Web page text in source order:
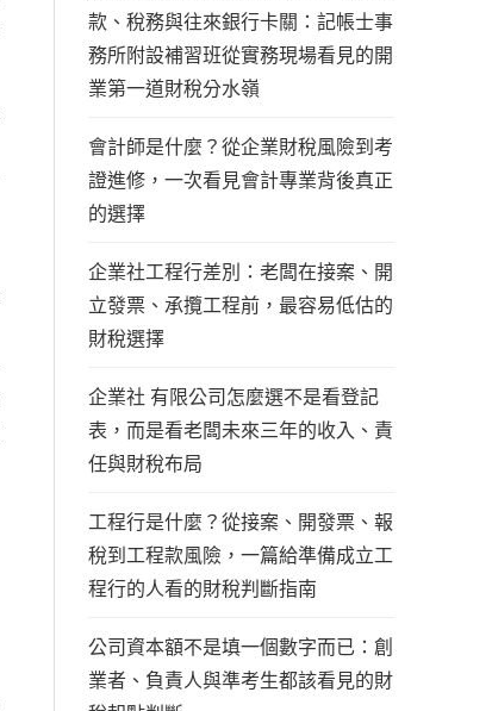
款、稅務與往來銀行卡關：記帳士事
務所附設補習班從實務現場看見的開
業第一道財稅分水嶺
會計師是什麼？從企業財稅風險到考
證進修，一次看見會計專業背後真正
的選擇
企業社工程行差別：老闆在接案、開
立發票、承攬工程前，最容易低估的
財稅選擇
企業社 有限公司怎麼選不是看登記
表，而是看老闆未來三年的收入、責
任與財稅布局
工程行是什麼？從接案、開發票、報
稅到工程款風險，一篇給準備成立工
程行的人看的財稅判斷指南
公司資本額不是填一個數字而已：創
業者、負責人與準考生都該看見的財